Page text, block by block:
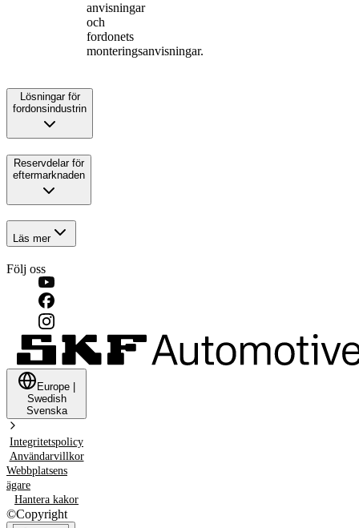
anvisningar
och
fordonets
monteringsanvisningar.
Lösningar för
fordonsindustrin
Reservdelar för
eftermarknaden
Läs mer
Följ oss
Europe
Swedish
Svenska
Integritetspolicy
Användarvillkor
Webbplatsens
ägare
Hantera kakor
©Copyright